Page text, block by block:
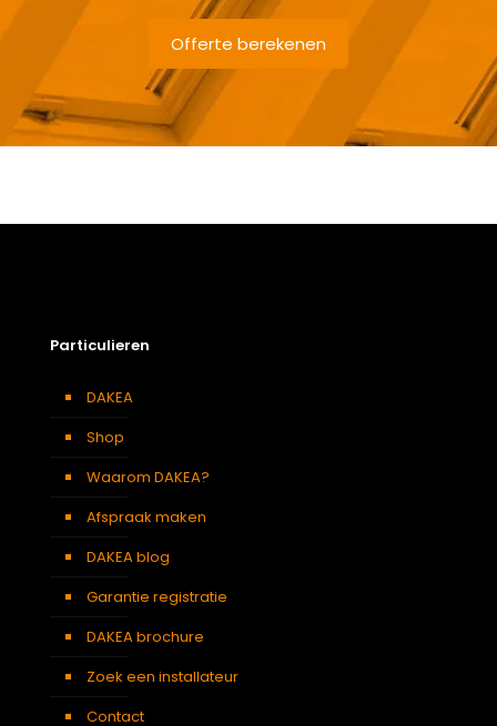
Offerte berekenen
Particulieren
DAKEA
Shop
Waarom DAKEA?
Afspraak maken
DAKEA blog
Garantie registratie
DAKEA brochure
Zoek een installateur
Contact